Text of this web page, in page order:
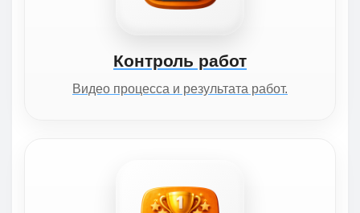
Контроль работ
Видео процесса и результата работ.